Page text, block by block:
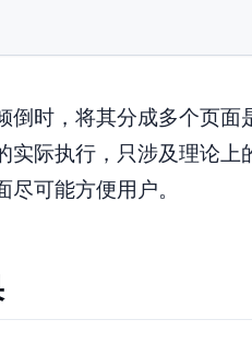
倒时，将其分成多个页面
实际执行，只涉及理论上
可能方便用户。